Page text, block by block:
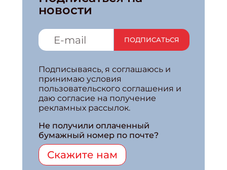
новости
ПОДПИСАТЬСЯ
Подписываясь, я соглашаюсь и
принимаю условия
пользовательского соглашения и
даю согласие на получение
рекламных рассылок.
Не получили оплаченный
бумажный номер по почте?
Скажите нам